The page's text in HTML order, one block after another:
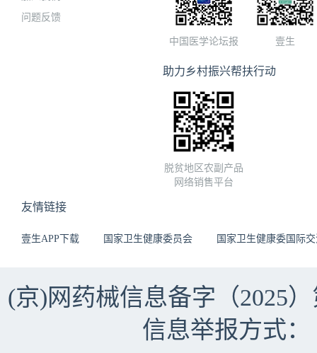
问题反馈
中国医学论坛报 壹生
助力乡村振兴帮扶行动
脱贫地区农副产品
网络销售平台
友情链接
壹生APP下载 国家卫生健康委员会 国家卫生健康委国际
(京)网药械信息备字（2025
信息举报方式：